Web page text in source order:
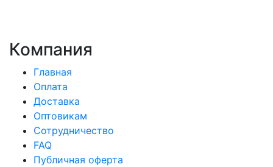
Компания
Главная
Оплата
Доставка
Оптовикам
Сотрудничество
FAQ
Публичная оферта